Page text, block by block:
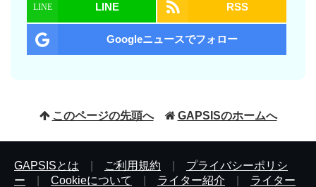
LINE RSS
Googleニュースでフォロー
このページの先頭へ GAPSISのホームへ
GAPSISとは ご利用規約
プライバシーポリシ
ー
Cookieについて ライター紹介
ライター